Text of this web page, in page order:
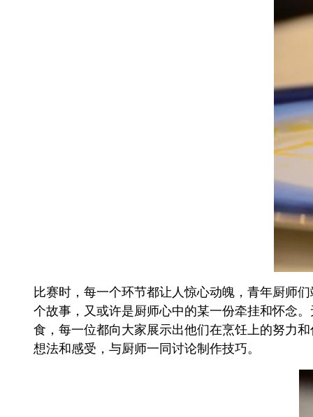
比赛时，每一个环节都让人惊心动魄，青年厨师
个故事，又或许是厨师心中的某一份牵挂和怀念
食，每一位都向大家展示出他们在烹饪上的努力
想法和感受，与厨师一同讨论制作技巧。